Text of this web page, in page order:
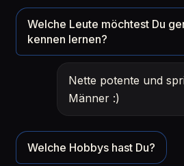
Welche Leute möchtest Du
kennen lernen?
Nette potente und
Männer :)
Welche Hobbys hast Du?